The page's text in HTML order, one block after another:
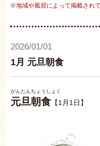
※地域や風習によって掲載され
2026/01/01
1月 元旦朝食
がんたんちょうしょく
元旦朝食 【1月1日】